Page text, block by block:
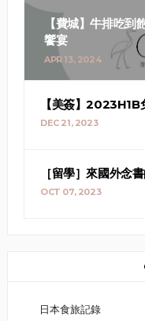
【費城】牛排吃
饗宴
APR 13, 2024
【美簽】
DEC 21, 2023
［留學］來國外念
OCT 07, 2023
日本食旅記錄